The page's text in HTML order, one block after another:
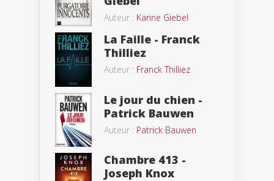
Auteur : Karine Giebel
La Faille - Franck
Thilliez
Auteur : Franck Thilliez
Le jour du chien -
Patrick Bauwen
Auteur : Patrick Bauwen
Chambre 413 -
Joseph Knox